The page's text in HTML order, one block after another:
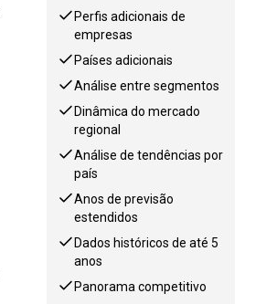
Perfis adicionais de
empresas
Países adicionais
Análise entre segmentos
Dinâmica do mercado
regional
Análise de tendências por
país
Anos de previsão
estendidos
Dados históricos de até 5
anos
Panorama competitivo